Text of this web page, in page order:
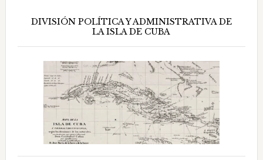
DIVISIÓN POLÍTICA Y ADMINISTRATIVA DE
LA ISLA DE CUBA